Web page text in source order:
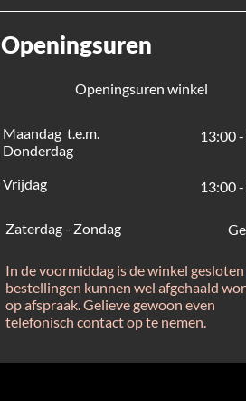
Openingsuren
Openingsuren winkel
Maandag t.e.m.
Donderdag
13:00
Vrijdag 13:00
Zaterdag - Zondag
In de voormiddag is de winkel
bestellingen kunnen wel afgehaald
op afspraak. Gelieve gewoon even
telefonisch contact op te nemen.